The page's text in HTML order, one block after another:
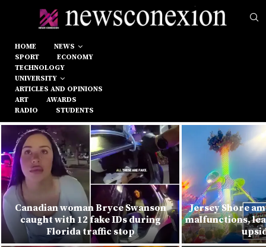
HOME
NEWS
SPORT
ECONOMY
TECHNOLOGY
UNIVERSITY
ARTICLES AND OPINIONS
ART
AWARDS
RADIO
STUDENTS
Canadian woman Bryce Swanson
caught with 12 fake IDs during
Florida traffic stop
Jersey Shore
malfunctions,